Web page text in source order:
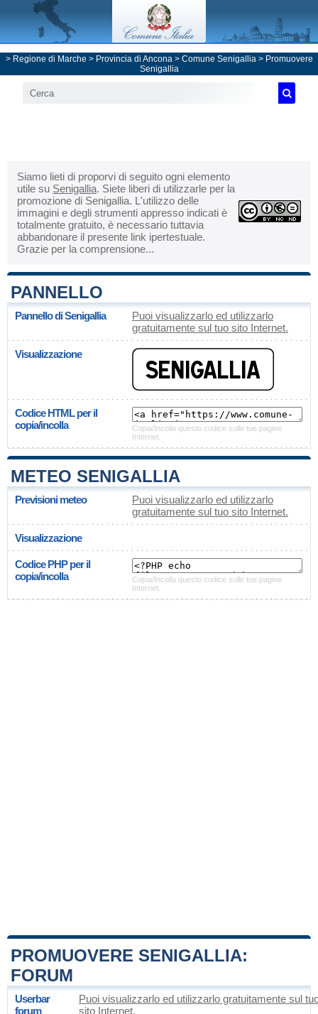
> Regione di Marche > Provincia di Ancona> Comune Senigallia> Promuovere
Senigallia
Siamo lieti di proporvi di seguito ogni elemento
utile su Senigallia. Siete liberi di utilizzarle per la
promozione di Senigallia. L'utilizzo delle
immagini e degli strumenti appresso indicati è
totalmente gratuito, è necessario tuttavia
abbandonare il presente link ipertestuale.
Grazie per la comprensione...
PANNELLO
Pannello di Senigallia
Puoi visualizzarlo ed utilizzarlo
gratuitamente sul tuo sito Internet.
Visualizzazione
Codice HTML per il
copia/incolla
Copia/Incolla questo codice sulle tue pagine
Internet.
METEO SENIGALLIA
Previsioni meteo
Puoi visualizzarlo ed utilizzarlo
gratuitamente sul tuo sito Internet.
Visualizzazione
Codice PHP per il
copia/incolla
Copia/Incolla questo codice sulle tue pagine
Internet.
PROMUOVERE SENIGALLIA:
FORUM
Userbar
forum
Puoi visualizzarlo ed utilizzarlo gratuitamente sul
sito Internet.